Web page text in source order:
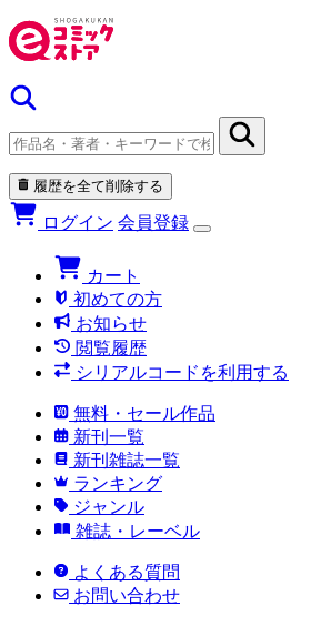
履歴を全て削除する
ログイン 会員登録
カート
初めての方
お知らせ
閲覧履歴
シリアルコードを利用する
無料・セール作品
新刊一覧
新刊雑誌一覧
ランキング
ジャンル
雑誌・レーベル
よくある質問
お問い合わせ